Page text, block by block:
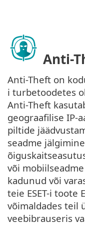
Anti-
Anti-Theft on
i turbetoodetes
Anti-Theft
geograafilise IP-
piltide
seadme
või
kadunud või
teie ESET-i toote
võimaldades teil
veebibrauseris